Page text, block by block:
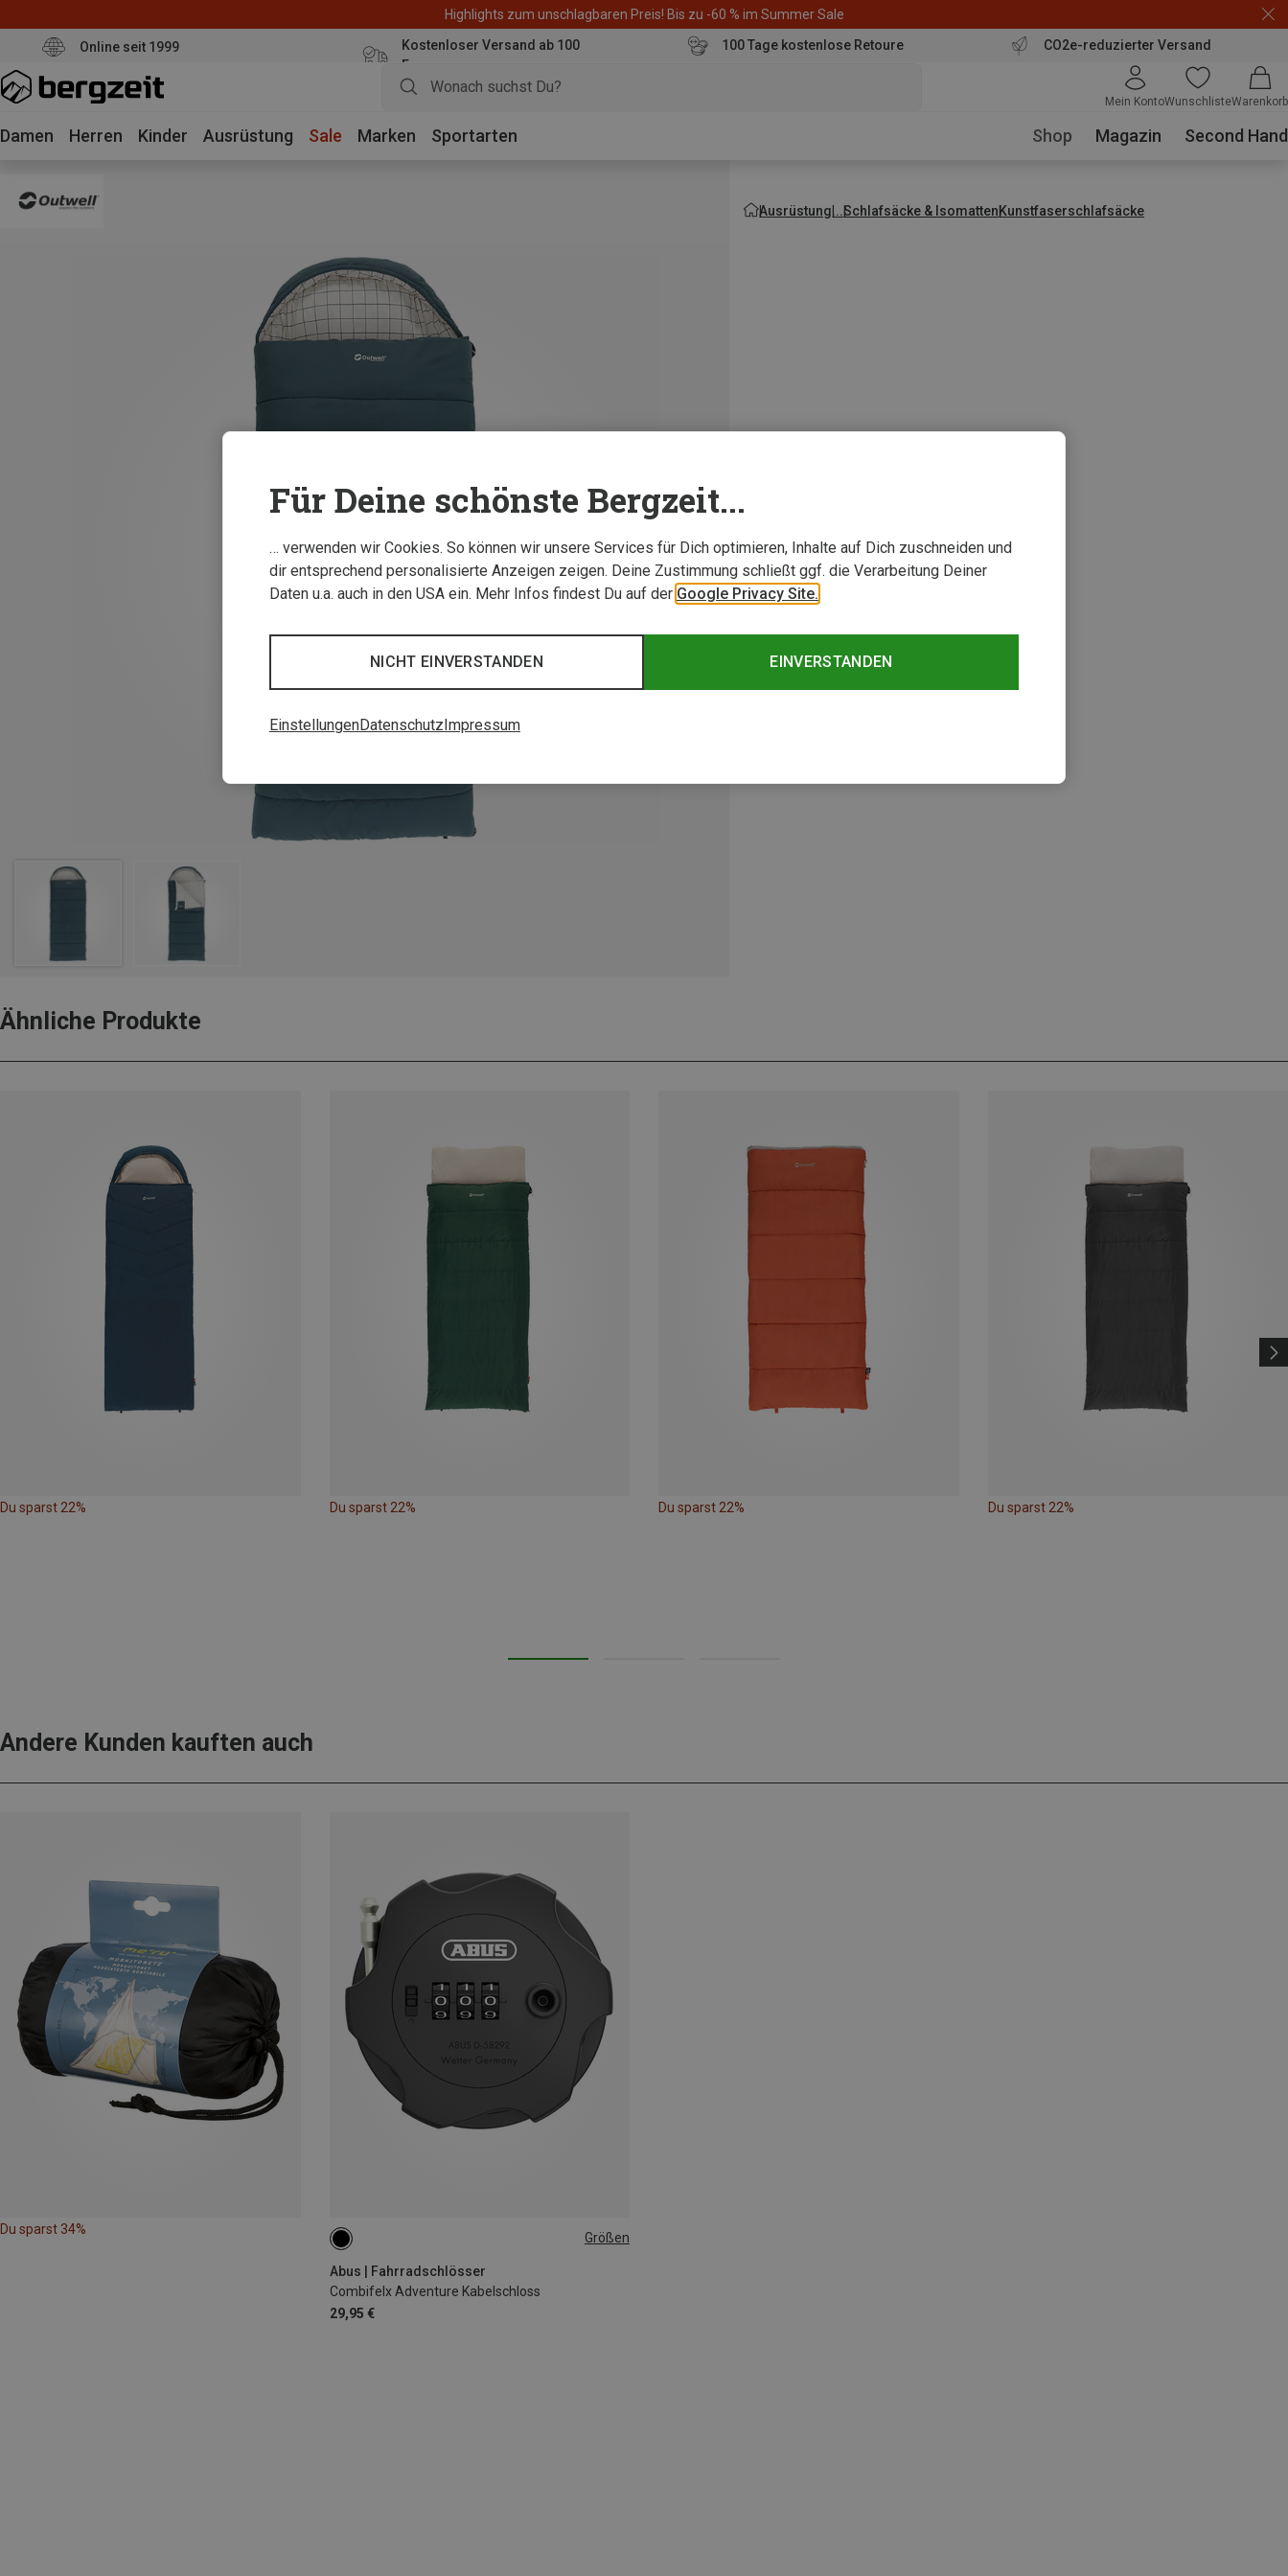
Highlights zum unschlagbaren Preis! Bis zu -60 % im Summer Sale
Online seit 1999
Kostenloser Versand ab 100
Euro
100 Tage kostenlose Retoure CO2e-reduzierter Versand
Mein KontoWunschlisteWarenkorb
Damen Herren Kinder Ausrüstung Sale Marken Sportarten Shop Magazin Second Hand
Ausrüstung Schlafsäcke & IsomattenKunstfaserschlafsäcke
Ähnliche Produkte
Du sparst 22% Du sparst 22% Du sparst 22% Du sparst 22%
Andere Kunden kauften auch
Du sparst 34%
Größen
Abus | Fahrradschlösser
Combifelx Adventure Kabelschloss
29,95 €
75CM
Für Deine schönste Bergzeit...
… verwenden wir Cookies. So können wir unsere Services für Dich optimieren, Inhalte auf Dich zuschneiden und
dir entsprechend personalisierte Anzeigen zeigen. Deine Zustimmung schließt ggf. die Verarbeitung Deiner
Daten u.a. auch in den USA ein. Mehr Infos findest Du auf der Google Privacy Site.
EINVERSTANDEN
NICHT EINVERSTANDEN
EinstellungenDatenschutz Impressum